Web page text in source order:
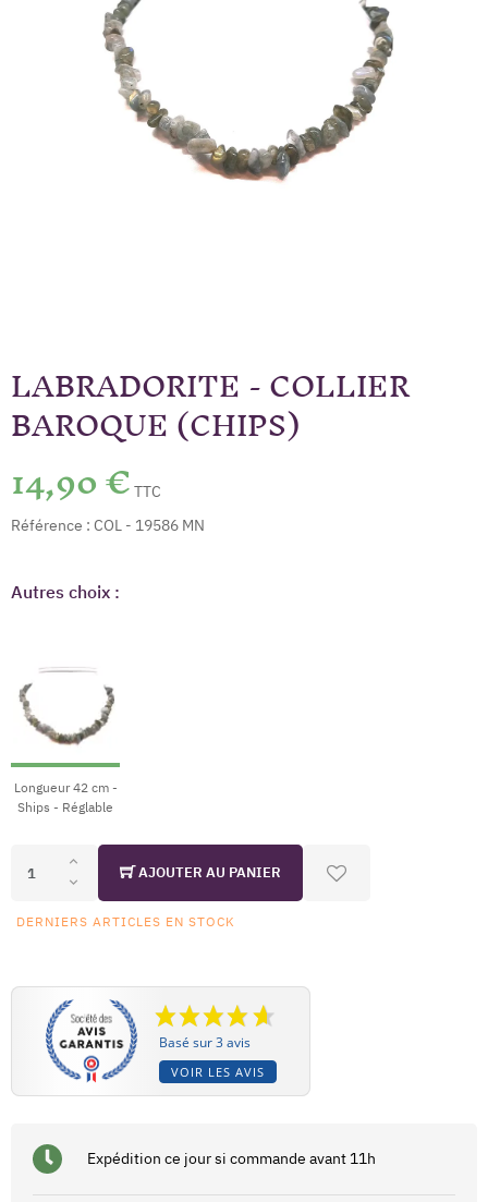
LABRADORITE - COLLIER
BAROQUE (CHIPS)
14,90 € TTC
Référence : COL - 19586 MN
Autres choix :
Longueur 42 cm -
Ships - Réglable
AJOUTER AU PANIER
DERNIERS ARTICLES EN STOCK
Basé sur 3 avis
VOIR LES AVIS
Expédition ce jour si commande avant 11h